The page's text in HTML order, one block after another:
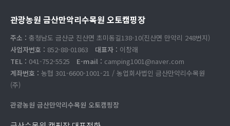
관광농원 금산만악리수목원 오토캠핑장
주소 : 충청남도 금산군 진산면 초미동길138-10(진산면 만악리 248번지)
사업자번호 : 852-88-01863 대표자 : 이창래
TEL : 041-752-5525 E-mail : camping1001@naver.com
계좌번호 : 농협 301-6600-1001-21 / 농업회사법인 금산만악리수목원
(주)
관광농원 금산만악리수목원 오토캠핑장